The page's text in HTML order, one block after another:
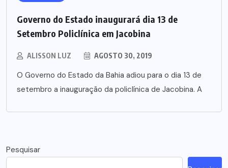
Governo do Estado inaugurará dia 13 de
Setembro Policlínica em Jacobina
ALISSON LUZ AGOSTO 30, 2019
O Governo do Estado da Bahia adiou para o dia 13 de
setembro a inauguração da policlínica de Jacobina. A
Pesquisar